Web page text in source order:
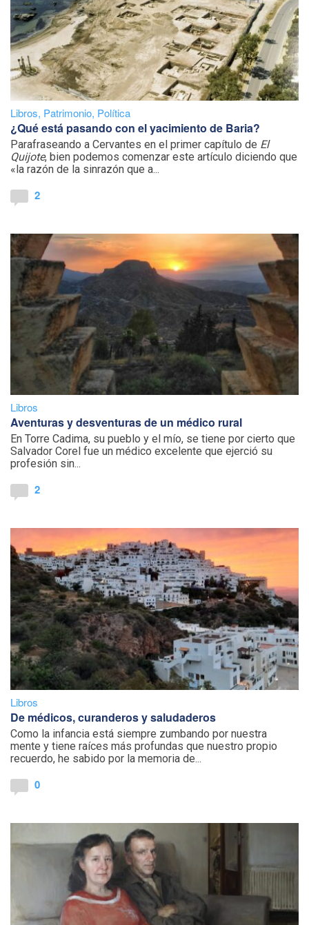
Libros, Patrimonio, Política
¿Qué está pasando con el yacimiento de Baria?
Parafraseando a Cervantes en el primer capítulo de El
Quijote, bien podemos comenzar este artículo diciendo que
«la razón de la sinrazón que a...
2
Libros
Aventuras y desventuras de un médico rural
En Torre Cadima, su pueblo y el mío, se tiene por cierto que
Salvador Corel fue un médico excelente que ejerció su
profesión sin...
2
Libros
De médicos, curanderos y saludaderos
Como la infancia está siempre zumbando por nuestra
mente y tiene raíces más profundas que nuestro propio
recuerdo, he sabido por la memoria de...
0